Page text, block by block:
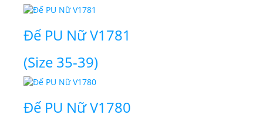
Đế PU Nữ V1781
(Size 35-39)
Đế PU Nữ V1780